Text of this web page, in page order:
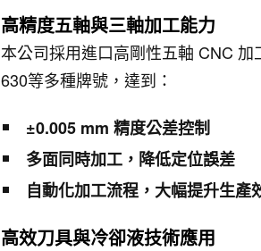
高精度五軸與三軸加工能力
本公司採用進口高剛性五軸 CNC
630等多種牌號，達到：
±0.005 mm 精度公差控制
多面同時加工，降低定位誤差
自動化加工流程，大幅提升生產
高效刀具與冷卻液技術應用